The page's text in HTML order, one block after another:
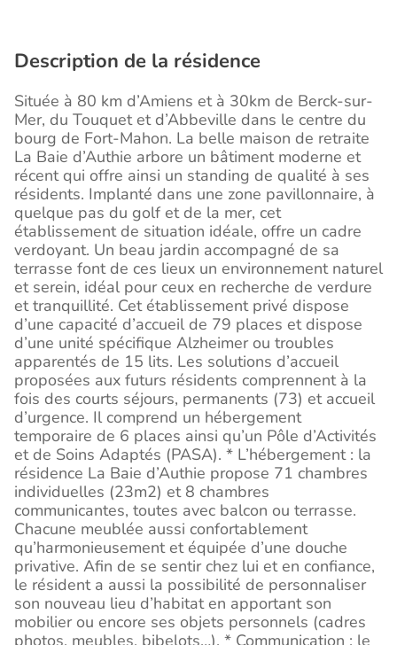
Description de la résidence
Située à 80 km d’Amiens et à 30km de Berck-sur-
Mer, du Touquet et d’Abbeville dans le centre du
bourg de Fort-Mahon. La belle maison de retraite
La Baie d’Authie arbore un bâtiment moderne et
récent qui offre ainsi un standing de qualité à ses
résidents. Implanté dans une zone pavillonnaire, à
quelque pas du golf et de la mer, cet
établissement de situation idéale, offre un cadre
verdoyant. Un beau jardin accompagné de sa
terrasse font de ces lieux un environnement naturel
et serein, idéal pour ceux en recherche de verdure
et tranquillité. Cet établissement privé dispose
d’une capacité d’accueil de 79 places et dispose
d’une unité spécifique Alzheimer ou troubles
apparentés de 15 lits. Les solutions d’accueil
proposées aux futurs résidents comprennent à la
fois des courts séjours, permanents (73) et accueil
d’urgence. Il comprend un hébergement
temporaire de 6 places ainsi qu’un Pôle d’Activités
et de Soins Adaptés (PASA). * L’hébergement : la
résidence La Baie d’Authie propose 71 chambres
individuelles (23m2) et 8 chambres
communicantes, toutes avec balcon ou terrasse.
Chacune meublée aussi confortablement
qu’harmonieusement et équipée d’une douche
privative. Afin de se sentir chez lui et en confiance,
le résident a aussi la possibilité de personnaliser
son nouveau lieu d’habitat en apportant son
mobilier ou encore ses objets personnels (cadres
photos, meubles, bibelots…). * Communication : le